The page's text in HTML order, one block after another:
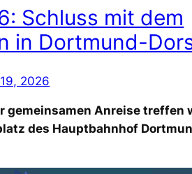
Schluss mit dem
in Dortmund-
2026
gemeinsamen Anreise treffen
des Hauptbahnhof